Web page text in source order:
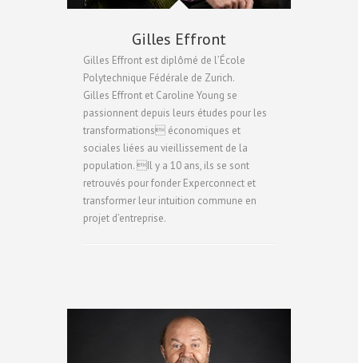
Gilles Effront
Gilles Effront est diplômé de l’École
Polytechnique Fédérale de Zurich.
Gilles Effront et Caroline Young se
passionnent depuis leurs études pour les
transformations économiques et
sociales liées au vieillissement de la
population. Il y a 10 ans, ils se sont
retrouvés pour fonder Experconnect et
transformer leur intuition commune en
projet d’entreprise.